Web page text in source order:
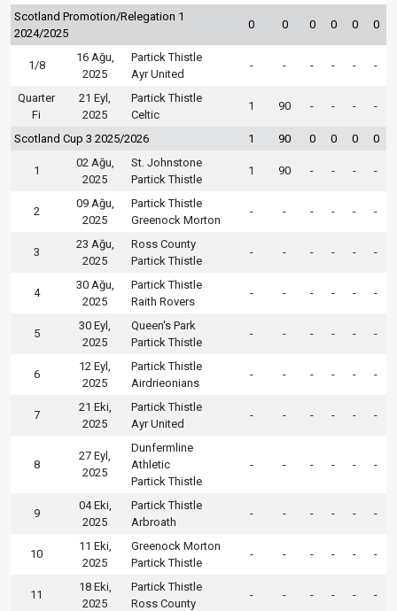
Scotland Promotion/Relegation 1
2024/2025
0 0 0 0 0 0
1/8
16 Ağu,
2025
Partick Thistle
Ayr United
- - - - - -
Quarter
Fi
21 Eyl,
2025
Partick Thistle
Celtic
1 90 - - - -
Scotland Cup 3 2025/2026 1 90 0 0 0 0
1
02 Ağu,
2025
St. Johnstone
Partick Thistle
1 90 - - - -
2
09 Ağu,
2025
Partick Thistle
Greenock Morton
- - - - - -
3
23 Ağu,
2025
Ross County
Partick Thistle
- - - - - -
4
30 Ağu,
2025
Partick Thistle
Raith Rovers
- - - - - -
5
30 Eyl,
2025
Queen's Park
Partick Thistle
- - - - - -
6
12 Eyl,
2025
Partick Thistle
Airdrieonians
- - - - - -
7
21 Eki,
2025
Partick Thistle
Ayr United
- - - - - -
8
27 Eyl,
2025
Dunfermline
Athletic
Partick Thistle
- - - - - -
9
04 Eki,
2025
Partick Thistle
Arbroath
- - - - - -
10
11 Eki,
2025
Greenock Morton
Partick Thistle
- - - - - -
11
18 Eki,
2025
Partick Thistle
Ross County
- - - - - -